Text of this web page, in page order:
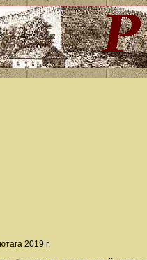
2019 г.